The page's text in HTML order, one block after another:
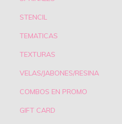
STENCIL
TEMATICAS
TEXTURAS
VELAS/JABONES/RESINA
COMBOS EN PROMO
GIFT CARD